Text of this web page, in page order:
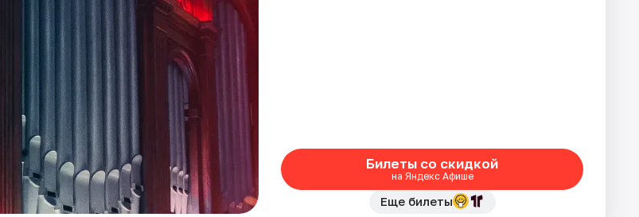
Билеты со скидкой
на Яндекс Афише
Еще билеты